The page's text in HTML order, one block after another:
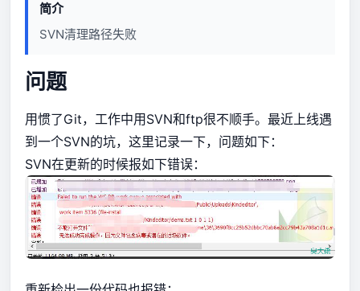
简介
SVN清理路径失败
问题
用惯了Git，工作中用SVN和ftp很不顺手。最近上线遇
到一个SVN的坑，这里记录一下，问题如下：
SVN在更新的时候报如下错误：